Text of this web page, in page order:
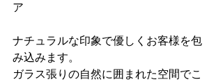
ア
ナチュラルな印象で優しくお客様を包
み込みます。
ガラス張りの自然に囲まれた空間でこ